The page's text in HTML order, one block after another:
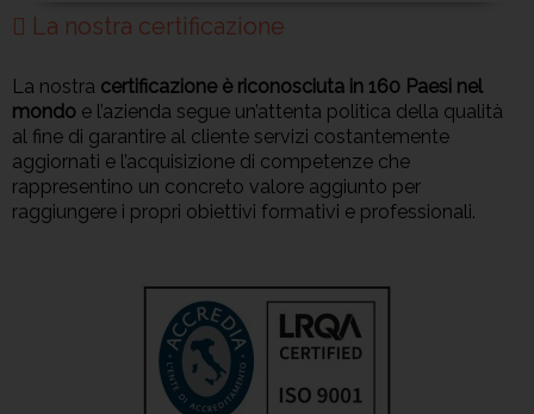
La nostra certificazione
La nostra certificazione è riconosciuta in 160 Paesi nel
mondo e l’azienda segue un’attenta politica della qualità
al fine di garantire al cliente servizi costantemente
aggiornati e l’acquisizione di competenze che
rappresentino un concreto valore aggiunto per
raggiungere i propri obiettivi formativi e professionali.